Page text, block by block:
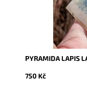
PYRAMIDA LAPIS
750 Kč